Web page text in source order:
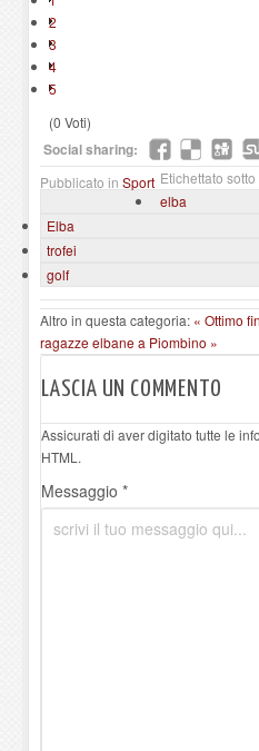
2
3
4
5
(0 Voti)
Social sharing:
Pubblicato in Sport Etichettato sotto
elba
Elba
trofei
golf
Altro in questa categoria: « Ottimo
ragazze elbane a Piombino »
LASCIA UN COMMENTO
Assicurati di aver digitato tutte le
HTML.
Messaggio *